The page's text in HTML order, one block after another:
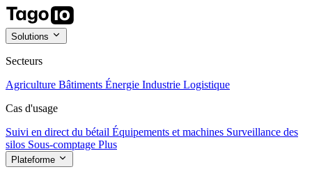
Solutions
Secteurs
Agriculture Bâtiments Énergie Industrie Logistique
Cas d'usage
Suivi en direct du bétail Équipements et machines Surveillance des
silos Sous-comptage Plus
Plateforme